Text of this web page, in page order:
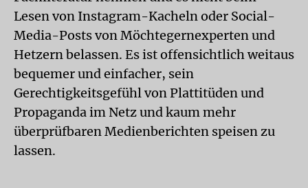
Lesen von Instagram-Kacheln oder Social-
Media-Posts von Möchtegernexperten und
Hetzern belassen. Es ist offensichtlich weitaus
bequemer und einfacher, sein
Gerechtigkeitsgefühl von Plattitüden und
Propaganda im Netz und kaum mehr
überprüfbaren Medienberichten speisen zu
lassen.